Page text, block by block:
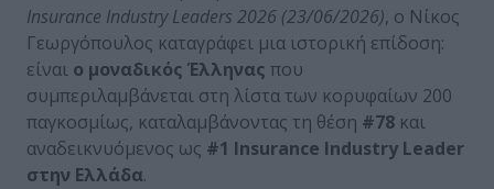
Insurance Industry Leaders 2026 (23/06/2026), ο Νίκος
Γεωργόπουλος καταγράφει μια ιστορική επίδοση:
είναι ο μοναδικός Έλληνας που
συμπεριλαμβάνεται στη λίστα των κορυφαίων 200
παγκοσμίως, καταλαμβάνοντας τη θέση #78 και
αναδεικνυόμενος ως #1 Insurance Industry Leader
στην Ελλάδα.